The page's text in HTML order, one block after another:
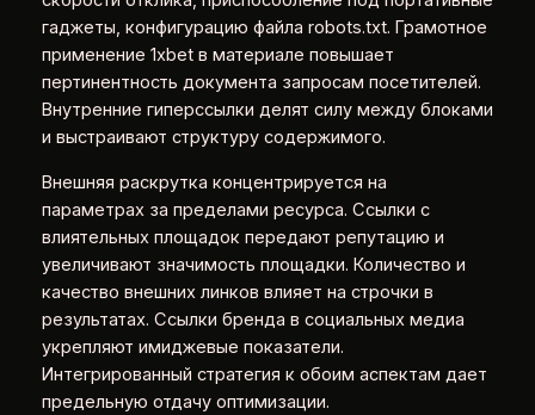
гаджеты, конфигурацию файла robots.txt. Грамотное
применение 1xbet в материале повышает
пертинентность документа запросам посетителей.
Внутренние гиперссылки делят силу между блоками
и выстраивают структуру содержимого.
Внешняя раскрутка концентрируется на
параметрах за пределами ресурса. Ссылки с
влиятельных площадок передают репутацию и
увеличивают значимость площадки. Количество и
качество внешних линков влияет на строчки в
результатах. Ссылки бренда в социальных медиа
укрепляют имиджевые показатели.
Интегрированный стратегия к обоим аспектам дает
предельную отдачу оптимизации.